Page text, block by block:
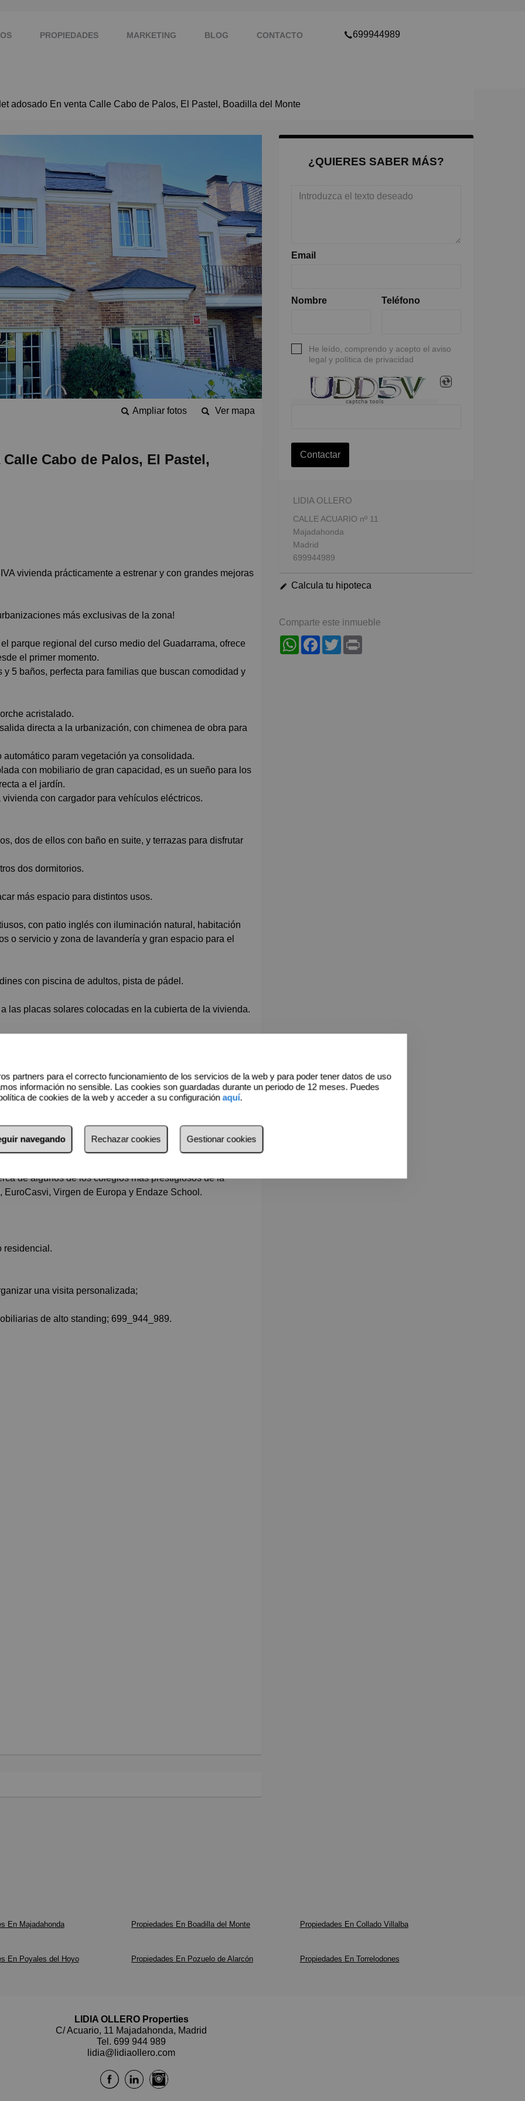
PROPIEDADES MARKETING BLOG CONTACTO 699944989
adosado En venta Calle Cabo de Palos, El Pastel, Boadilla del Monte
Ver mapa
Ampliar fotos
Cabo de Palos, El Pastel,
más exclusivas de la zona!
parque regional del curso medio del Guadarrama, ofrece
el primer momento.
5 baños, perfecta para familias que buscan comodidad y
acristalado.
directa a la urbanización, con chimenea de obra para
param vegetación ya consolidada.
con mobiliario de gran capacidad, es un sueño para los
a el jardín.
con cargador para vehículos eléctricos.
dos de ellos con baño en suite, y terrazas para disfrutar
dos dormitorios.
más espacio para distintos usos.
con patio inglés con iluminación natural, habitación
o servicio y zona de lavandería y gran espacio para el
con piscina de adultos, pista de pádel.
las placas solares colocadas en la cubierta de la vivienda.
de El Pastel, una zona tranquila rodeada de naturaleza,
comercios y con acceso directo a la carretera M-513.
y próxima al Tren Ligero, que conecta cómodamente con
la zona.
de algunos de los colegios más prestigiosos de la
Virgen de Europa y Endaze School.
residencial.
una visita personalizada;
de alto standing; 699_944_989.
¿QUIERES SABER MÁS?
Email
Nombre Teléfono
He leído, comprendo y acepto el aviso
legal y política de privacidad
captcha tools
Contactar
LIDIA OLLERO
CALLE ACUARIO nº 11
Majadahonda
Madrid
699944989
Calcula tu hipoteca
Comparte este inmueble
WhatsAppFacebook
Twitter
En Majadahonda Propiedades En Boadilla del Monte Propiedades En Collado Villalba
En Poyales del Hoyo Propiedades En Pozuelo de Alarcón Propiedades En Torrelodones
LIDIA OLLERO Properties
C/ Acuario, 11 Majadahonda, Madrid
Tel. 699 944 989
lidia@lidiaollero.com
partners para el correcto funcionamiento de los servicios de la web y para poder tener datos de uso
información no sensible. Las cookies son guardadas durante un periodo de 12 meses. Puedes
de cookies de la web y acceder a su configuraciónaquí.
navegando Rechazar cookies Gestionar cookies